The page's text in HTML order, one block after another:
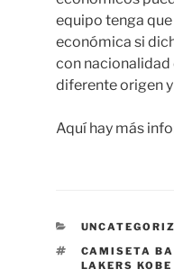
equipo tenga
económica si
con nacionalidad
diferente origen
Aquí hay más
CATEGORÍAS
ETIQUETAS
CAMISETA
LAKERS